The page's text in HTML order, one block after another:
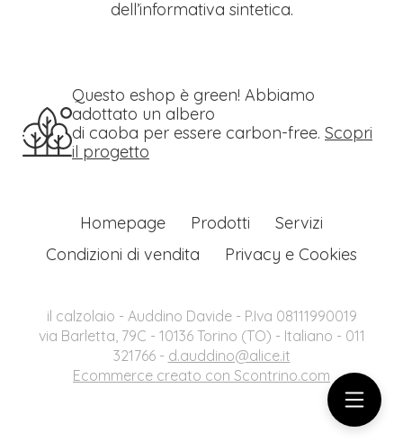
dell’informativa sintetica.
Questo eshop è green! Abbiamo
adottato un albero
di caoba per essere carbon-free. Scopri
il progetto
Homepage Prodotti
Servizi
Condizioni di vendita
Privacy e Cookies
il calzolaio - Auddino Davide - P.Iva 08111990019
via Barletta, 79C - 10136 Torino (TO) - Italiano - 011
321766 - d.auddino@alice.it
Ecommerce creato con Scontrino.com